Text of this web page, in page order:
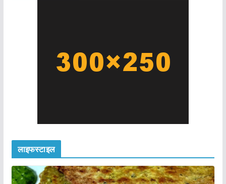
लाइफस्टाइल